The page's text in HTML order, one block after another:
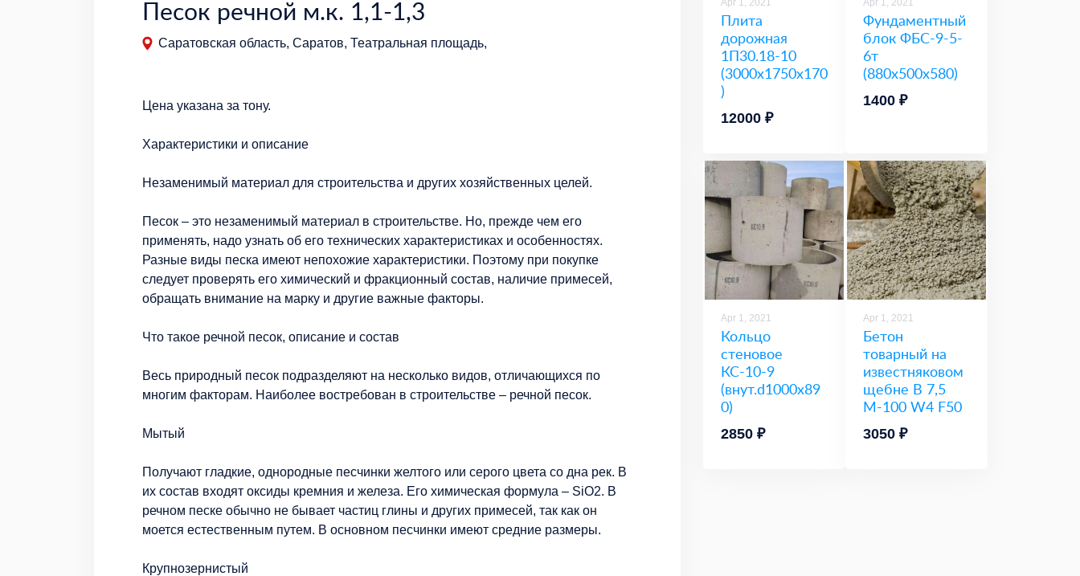
Песок речной м.к. 1,1-1,3
Саратовская область, Саратов, Театральная площадь,
Цена указана за тону.
Характеристики и описание
Незаменимый материал для строительства и других хозяйственных целей.
Песок – это незаменимый материал в строительстве. Но, прежде чем его
применять, надо узнать об его технических характеристиках и особенностях.
Разные виды песка имеют непохожие характеристики. Поэтому при покупке
следует проверять его химический и фракционный состав, наличие примесей,
обращать внимание на марку и другие важные факторы.
Что такое речной песок, описание и состав
Весь природный песок подразделяют на несколько видов, отличающихся по
многим факторам. Наиболее востребован в строительстве – речной песок.
Мытый
Получают гладкие, однородные песчинки желтого или серого цвета со дна рек. В
их состав входят оксиды кремния и железа. Его химическая формула – SiO2. В
речном песке обычно не бывает частиц глины и других примесей, так как он
моется естественным путем. В основном песчинки имеют средние размеры.
Крупнозернистый
Apr 1, 2021
Плита
дорожная
1П30.18-10
(3000х1750х170
)
12000 ₽
Apr 1, 2021
Фундаментный
блок ФБС-9-5-
6т
(880х500х580)
1400 ₽
Apr 1, 2021
Кольцо
стеновое
КС-10-9
(внут.d1000x89
0)
2850 ₽
Apr 1, 2021
Бетон
товарный на
известняковом
щебне В 7,5
М-100 W4 F50
3050 ₽